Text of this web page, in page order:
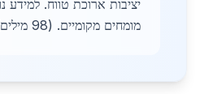
יציבות ארוכת טווח. למידע
מומחים מקומיים. (98 מילים)